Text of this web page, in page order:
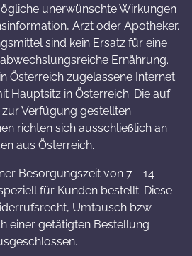
unerwünschte Wirkungen
Arzt oder Apotheker.
sind kein Ersatz für eine
Ernährung.
Österreich zugelassene Internet
Hauptsitz in Österreich. Die auf
Verfügung gestellten
richten sich ausschließlich an
aus Österreich.
Besorgungszeit von 7 - 14
für Kunden bestellt. Diese
Umtausch bzw.
einer getätigten Bestellung